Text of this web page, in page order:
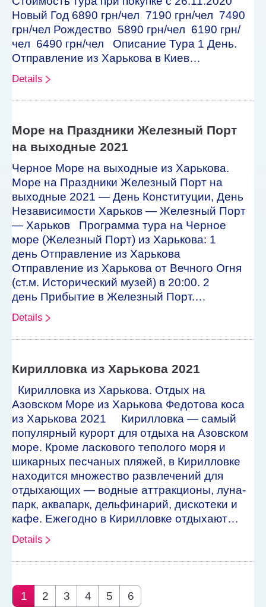
Новый Год 6890 грн/чел 7190 грн/чел 7490
грн/чел Рождество 5890 грн/чел 6190 грн/
чел 6490 грн/чел Описание Тура 1 День.
Отправление из Харькова в Киев…
Details
Море на Праздники Железный Порт
на выходные 2021
Черное Море на выходные из Харькова.
Море на Праздники Железный Порт на
выходные 2021 — День Конституции, День
Независимости Харьков — Железный Порт
— Харьков Программа тура на Черное
море (Железный Порт) из Харькова: 1
день Отправление из Харькова
Отправление из Харькова от Вечного Огня
(ст.м. Исторический музей) в 20:00. 2
день Прибытие в Железный Порт.…
Details
Кирилловка из Харькова 2021
Кирилловка из Харькова. Отдых на
Азовском Море из Харькова Федотова коса
из Харькова 2021 Кирилловка — самый
популярный курорт для отдыха на Азовском
море. Кроме ласкового теполого моря и
шикарных песчаных пляжей, в Кирилловке
находится множество развлечений для
отдыхающих — водные аттракционы, луна-
парк, аквапарк, дельфинарий, дискотеки и
кафе. Ежегодно в Кирилловке отдыхают…
Details
1 2 3 4 5 6